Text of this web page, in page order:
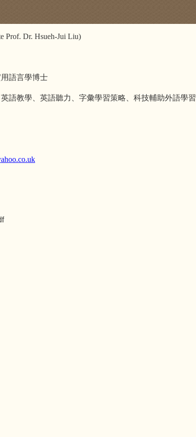
Prof. Dr. Hsueh-Jui Liu)
語言學博士
語教學、英語聽力、字彙學習策略、科技輔助外語學習